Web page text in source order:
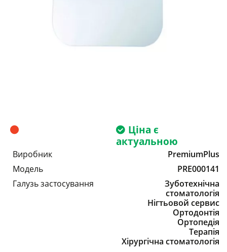
Ціна є
актуальною
Виробник
PremiumPlus
Модель
PRE000141
Галузь застосування
Зуботехнічна
стоматологія
Нігтьовой сервис
Ортодонтія
Ортопедія
Терапія
Хірургічна стоматологія